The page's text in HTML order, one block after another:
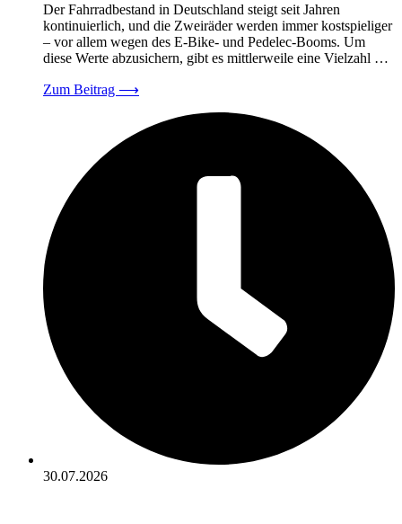
Der Fahrradbestand in Deutschland steigt seit Jahren
kontinuierlich, und die Zweiräder werden immer kostspieliger
– vor allem wegen des E-Bike- und Pedelec-Booms. Um
diese Werte abzusichern, gibt es mittlerweile eine Vielzahl …
Zum Beitrag ⟶
30.07.2026